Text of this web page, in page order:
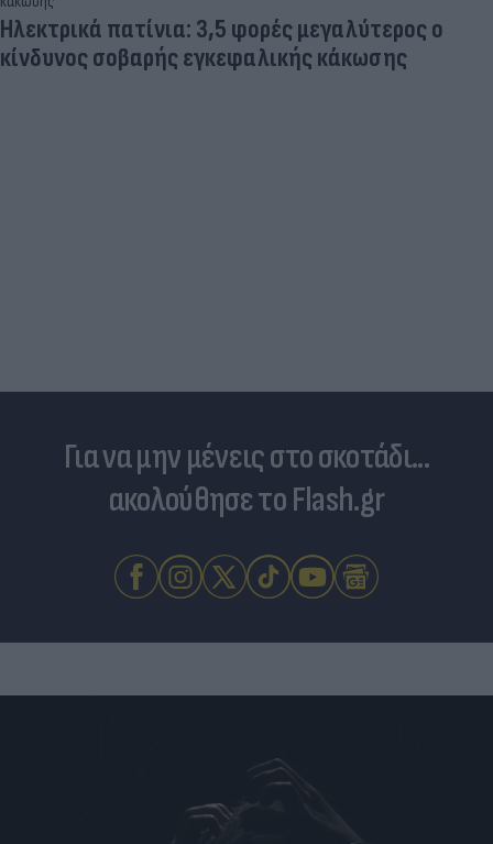
Ηλεκτρικά πατίνια: 3,5 φορές μεγαλύτερος ο
κίνδυνος σοβαρής εγκεφαλικής κάκωσης
Για να μην μένεις στο σκοτάδι...
ακολούθησε το Flash.gr